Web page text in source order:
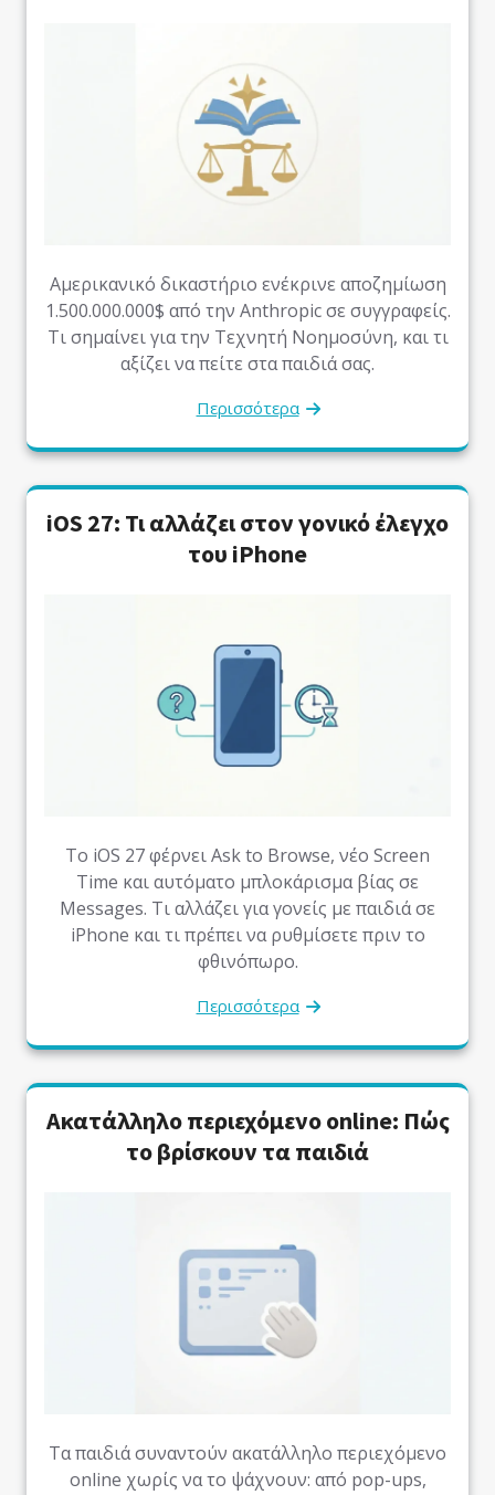
Αμερικανικό δικαστήριο ενέκρινε αποζημίωση
1.500.000.000$ από την Anthropic σε συγγραφείς.
Τι σημαίνει για την Τεχνητή Νοημοσύνη, και τι
αξίζει να πείτε στα παιδιά σας.
Περισσότερα
iOS 27: Τι αλλάζει στον γονικό έλεγχο
του iPhone
Το iOS 27 φέρνει Ask to Browse, νέο Screen
Time και αυτόματο μπλοκάρισμα βίας σε
Messages. Τι αλλάζει για γονείς με παιδιά σε
iPhone και τι πρέπει να ρυθμίσετε πριν το
φθινόπωρο.
Περισσότερα
Ακατάλληλο περιεχόμενο online: Πώς
το βρίσκουν τα παιδιά
Τα παιδιά συναντούν ακατάλληλο περιεχόμενο
online χωρίς να το ψάχνουν: από pop-ups,